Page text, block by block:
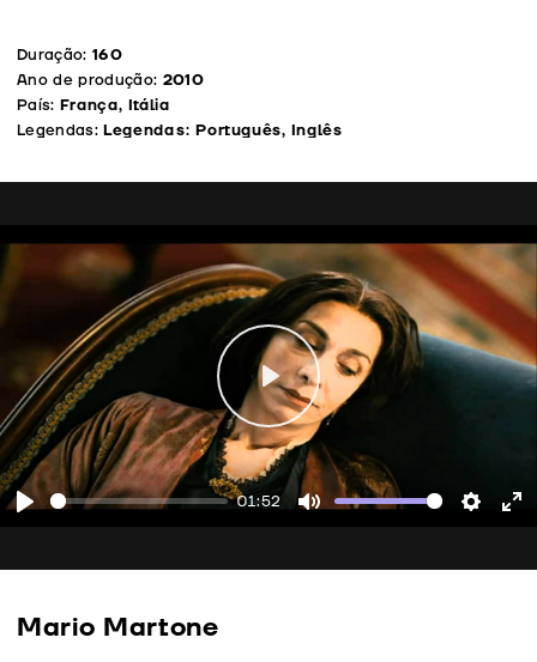
Duração: 160
Ano de produção: 2010
País: França, Itália
Legendas:Legendas: Português, Inglês
01:52
Play
Mario Martone